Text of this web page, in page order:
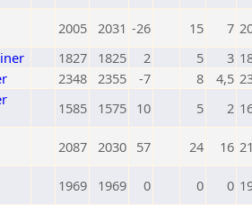
2005 2031 -26 15 7
1827 1825 2 5 3
2348 2355 -7 8 4,5
1585 1575 10 5 2
2087 2030 57 24 16
1969 1969 0 0 0